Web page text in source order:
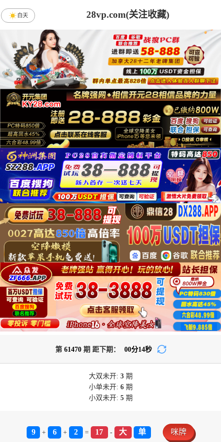
28vp.com(关注收藏)
白天
第 61470期 距下期： 00分14秒
大双未开: 3期
小单未开: 6期
小双未开: 5期
9 + 6 + 2 = 17 - 大 单 咪牌